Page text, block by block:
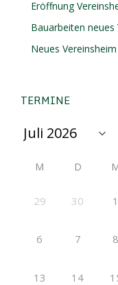
Eröffnung
Bauarbeiten
Neues
TERMINE
M D
29 30 1
6 7 8
13 14